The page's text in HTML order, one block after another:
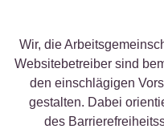
Wir, die
Websitebetreiber sind
den einschlägigen
gestalten. Dabei
des